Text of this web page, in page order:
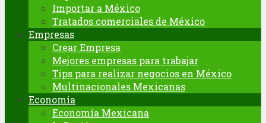
Importar a México
Tratados comerciales de México
Empresas
Crear Empresa
Mejores empresas para trabajar
Tips para realizar negocios en México
Multinacionales Mexicanas
Economía
Economía Mexicana